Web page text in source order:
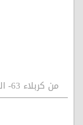
من كربلاء 63- المنظومة التربوية الأربيعينة